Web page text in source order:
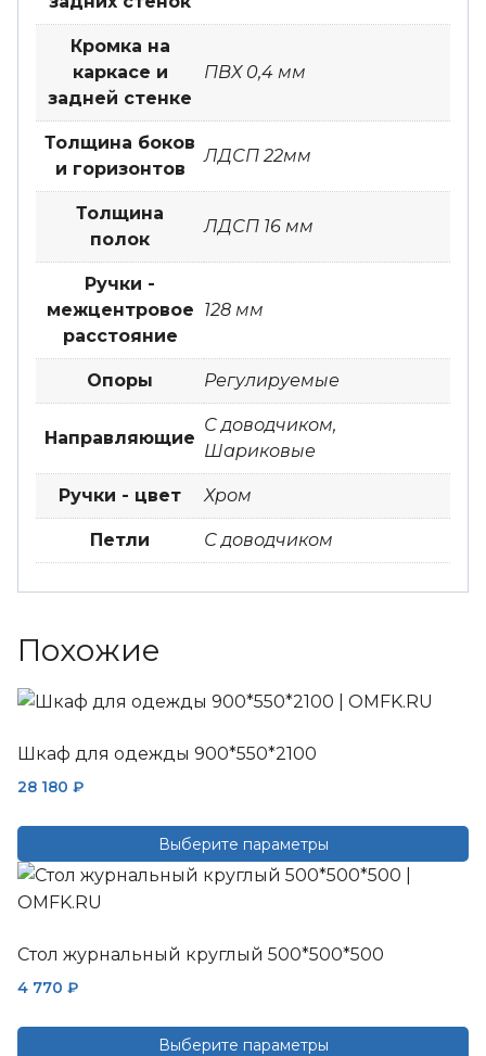
Кромка на
каркасе и
задней стенке
ПВХ 0,4 мм
Толщина боков
и горизонтов
ЛДСП 22мм
Толщина
полок
ЛДСП 16 мм
Ручки -
межцентровое
расстояние
128 мм
Опоры Регулируемые
Направляющие
С доводчиком,
Шариковые
Ручки - цвет Хром
Петли С доводчиком
Похожие
Шкаф для одежды 900*550*2100
28 180 ₽
Выберите параметры
Этот
товар
несколько
вариаций.
можно
Стол журнальный круглый 500*500*500
4 770 ₽
Выберите параметры